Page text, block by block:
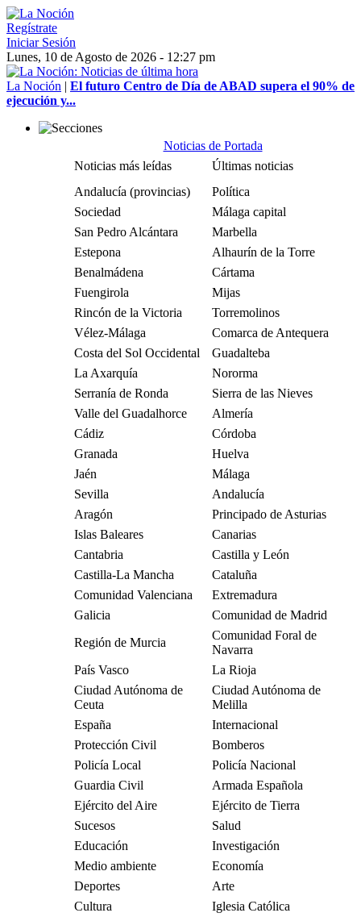
Regístrate
Iniciar Sesión
Lunes, 10 de Agosto de 2026 - 12:27 pm
La Noción | El futuro Centro de Día de ABAD supera el 90% de
ejecución y...
Noticias de Portada
Noticias más leídas
Últimas noticias
Andalucía (provincias)
Política
Sociedad
Málaga capital
San Pedro Alcántara
Marbella
Estepona
Alhaurín de la Torre
Benalmádena
Cártama
Fuengirola
Mijas
Rincón de la Victoria
Torremolinos
Vélez-Málaga
Comarca de Antequera
Costa del Sol Occidental
Guadalteba
La Axarquía
Nororma
Serranía de Ronda
Sierra de las Nieves
Valle del Guadalhorce
Almería
Cádiz
Córdoba
Granada
Huelva
Jaén
Málaga
Sevilla
Andalucía
Aragón
Principado de Asturias
Islas Baleares
Canarias
Cantabria
Castilla y León
Castilla-La Mancha
Cataluña
Comunidad Valenciana
Extremadura
Galicia
Comunidad de Madrid
Región de Murcia
Comunidad Foral de
Navarra
País Vasco
La Rioja
Ciudad Autónoma de
Ceuta
Ciudad Autónoma de
Melilla
España
Internacional
Protección Civil
Bomberos
Policía Local
Policía Nacional
Guardia Civil
Armada Española
Ejército del Aire
Ejército de Tierra
Sucesos
Salud
Educación
Investigación
Medio ambiente
Economía
Deportes
Arte
Cultura
Iglesia Católica